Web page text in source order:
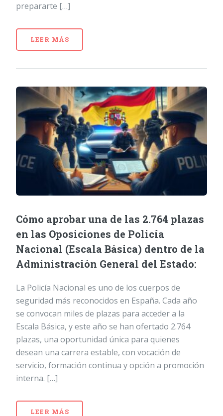
prepararte […]
LEER MÁS
Cómo aprobar una de las 2.764 plazas
en las Oposiciones de Policía
Nacional (Escala Básica) dentro de la
Administración General del Estado:
La Policía Nacional es uno de los cuerpos de
seguridad más reconocidos en España. Cada año
se convocan miles de plazas para acceder a la
Escala Básica, y este año se han ofertado 2.764
plazas, una oportunidad única para quienes
desean una carrera estable, con vocación de
servicio, formación continua y opción a promoción
interna. […]
LEER MÁS